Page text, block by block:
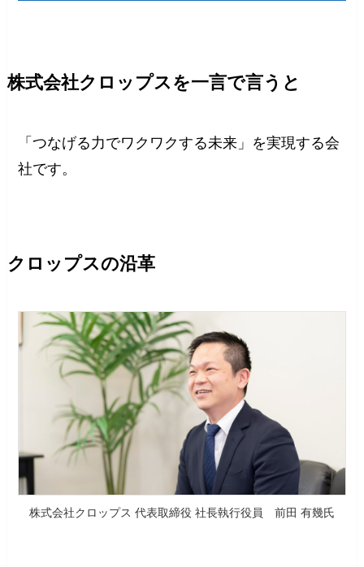
株式会社クロップスを一言で言うと
「つなげる力でワクワクする未来」を実現する会
社です。
クロップスの沿革
株式会社クロップス 代表取締役 社長執行役員 前田 有幾氏